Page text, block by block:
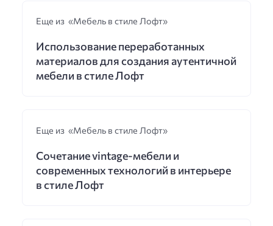
Еще из «Мебель в стиле Лофт»
Использование переработанных
материалов для создания аутентичной
мебели в стиле Лофт
Еще из «Мебель в стиле Лофт»
Сочетание vintage-мебели и
современных технологий в интерьере
в стиле Лофт